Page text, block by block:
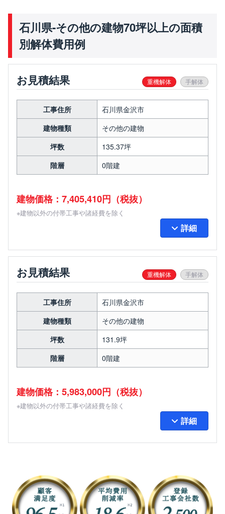
石川県-その他の建物70坪以上の面積
別解体費用例
お見積結果 重機解体 手解体
工事住所
石川県金沢市
建物種類
その他の建物
坪数
135.37坪
階層
0階建
建物価格：7,405,410円（税抜）
※建物以外の付帯工事や諸経費を除く
詳細
お見積結果 重機解体 手解体
工事住所
石川県金沢市
建物種類
その他の建物
坪数
131.9坪
階層
0階建
建物価格：5,983,000円（税抜）
※建物以外の付帯工事や諸経費を除く
詳細